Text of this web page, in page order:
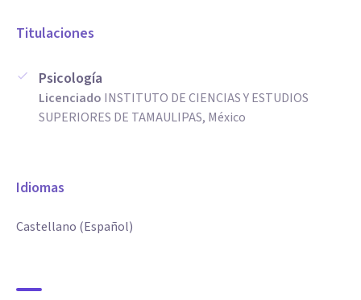
Titulaciones
Psicología
Licenciado INSTITUTO DE CIENCIAS Y ESTUDIOS
SUPERIORES DE TAMAULIPAS, México
Idiomas
Castellano (Español)